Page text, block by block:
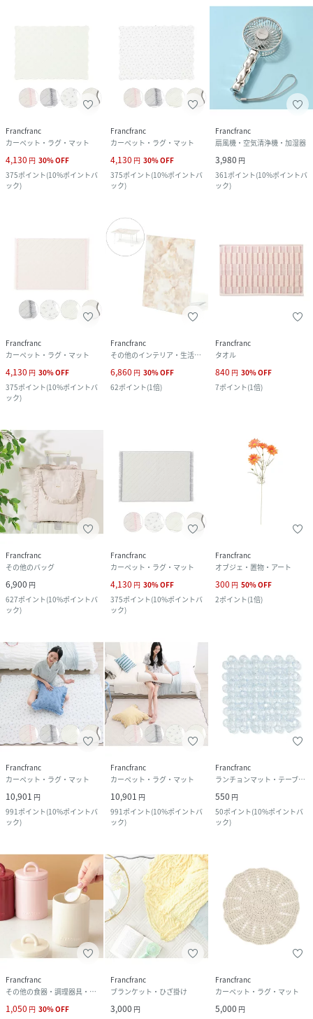
Francfranc
カーペット・ラグ・マット
4,130 円 30%OFF
375ポイント(10%ポイントバ
ック)
Francfranc
カーペット・ラグ・マット
4,130 円 30%OFF
375ポイント(10%ポイントバ
ック)
Francfranc
扇風機・空気清浄機・加湿器
3,980 円
361ポイント(10%ポイントバ
ック)
Francfranc
カーペット・ラグ・マット
4,130 円 30%OFF
375ポイント(10%ポイントバ
ック)
Francfranc
その他のインテリア・生活雑貨
6,860 円 30%OFF
62ポイント(1倍)
Francfranc
タオル
840 円 30%OFF
7ポイント(1倍)
Francfranc
その他のバッグ
6,900 円
627ポイント(10%ポイントバ
ック)
Francfranc
カーペット・ラグ・マット
4,130 円 30%OFF
375ポイント(10%ポイントバ
ック)
Francfranc
オブジェ・置物・アート
300 円 50%OFF
2ポイント(1倍)
Francfranc
カーペット・ラグ・マット
10,901 円
991 ポイント(10%ポイントバ
ック)
Francfranc
カーペット・ラグ・マット
10,901 円
991 ポイント(10%ポイントバ
ック)
Francfranc
ランチョンマット・テーブルクロス
550 円
50ポイント(10%ポイントバ
ック)
Francfranc
その他の食器・調理器具・キッチン用品
1,050 円 30%OFF
Francfranc
ブランケット・ひざ掛け
3,000 円
Francfranc
カーペット・ラグ・マット
5,000 円